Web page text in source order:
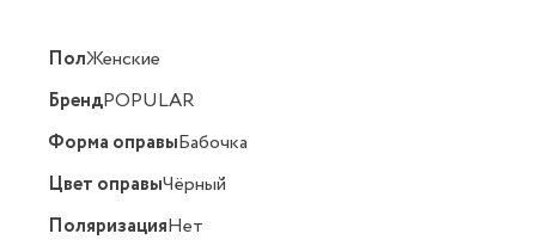
ПолЖенские
БрендPOPULAR
Форма оправыБабочка
Цвет оправыЧёрный
ПоляризацияНет